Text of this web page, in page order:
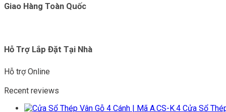
Giao Hàng Toàn Quốc
Hỗ Trợ Lắp Đặt Tại Nhà
Hỗ trợ Online
Recent reviews
Cửa Sổ